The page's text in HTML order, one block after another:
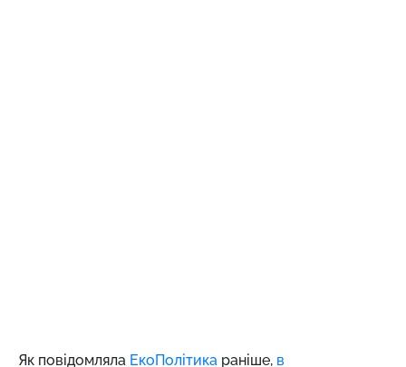
Як повідомляла ЕкоПолітика раніше, в